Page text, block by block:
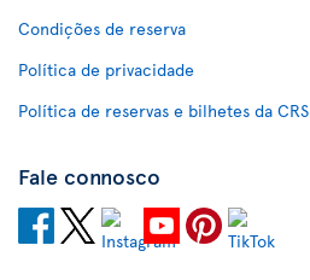
Condições de reserva
Política de privacidade
Política de reservas e bilhetes da CRS
Fale connosco